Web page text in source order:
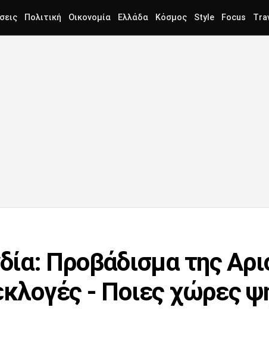
Πολιτική Οικονομία Ελλάδα Κόσμος Style Focus
Προβάδισμα της
- Ποιες χώρες